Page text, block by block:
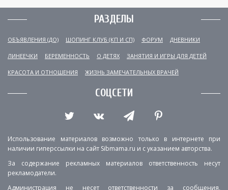
РАЗДЕЛЫ
ОБЪЯВЛЕНИЯ (ДО) ШОПИНГ КЛУБ (КП И СП) ФОРУМ ДНЕВНИКИ
ЛИНЕЕЧКИ БЕРЕМЕННОСТЬ О ДЕТЯХ ЗАНЯТИЯ И ИГРЫ ДЛЯ ДЕТЕЙ
КРАСОТА И ОТНОШЕНИЯ ЖИЗНЬ ЗАМЕЧАТЕЛЬНЫХ ВРАЧЕЙ
СОЦСЕТИ
Использование материалов возможно только в интернете при
наличии гиперссылки на сайт Sibmama.ru и с указанием авторства.
За содержание рекламных материалов ответственность несут
рекламодатели.
Администрация не несет ответственности за сообщения,